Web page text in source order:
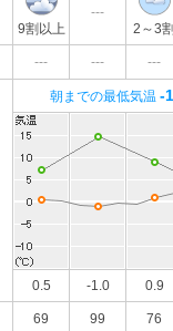
9割以上
---
2～3
--- --- ---
朝までの最低気温 -
0.5 -1.0 0.9
69 99 76